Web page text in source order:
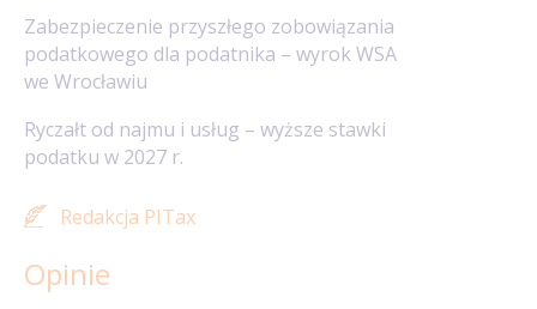
Zabezpieczenie przyszłego zobowiązania
podatkowego dla podatnika – wyrok WSA
we Wrocławiu
Ryczałt od najmu i usług – wyższe stawki
podatku w 2027 r.
Redakcja PITax
Opinie